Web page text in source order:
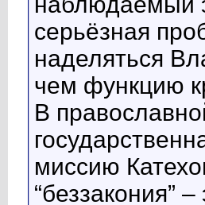
серьёзная
наделяться
чем функцию
В
миссию
“беззакония”